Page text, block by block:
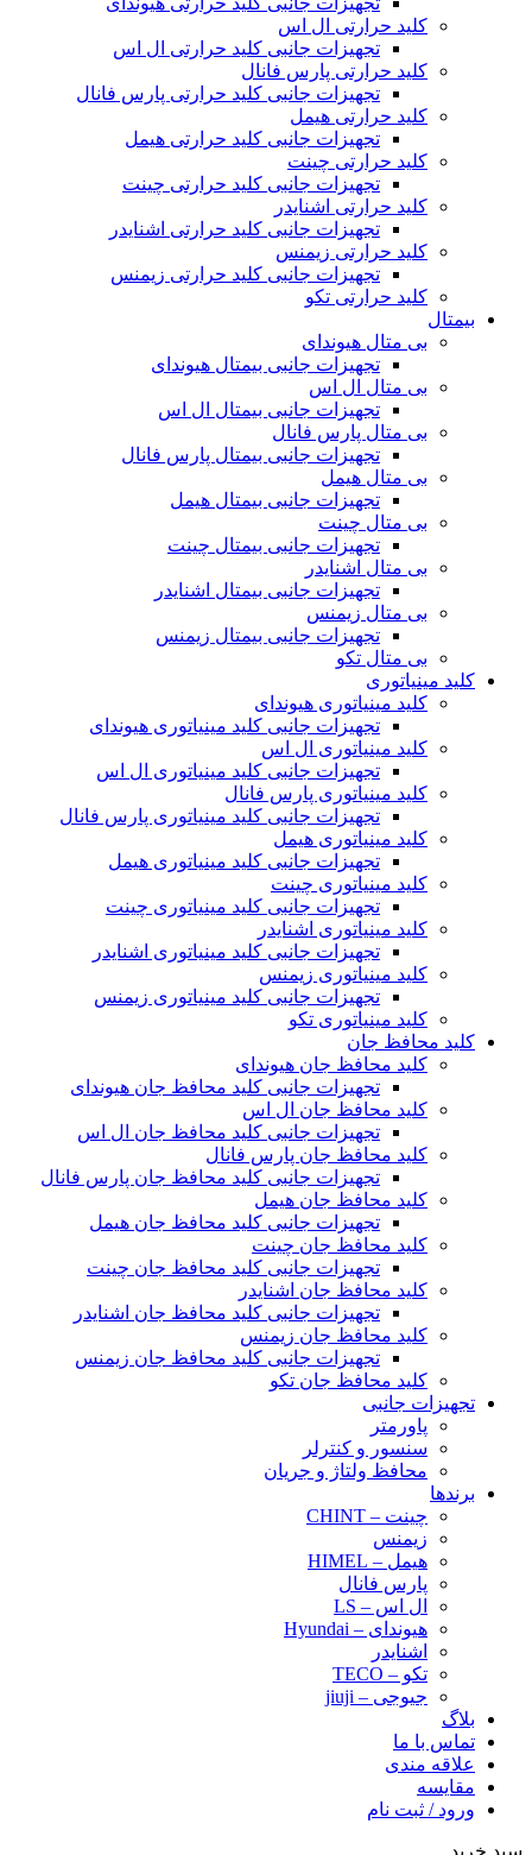
کلید حرارتی ال اس
تجهیزات جانبی کلید حرارتی ال اس
کلید حرارتی پارس فانال
تجهیزات جانبی کلید حرارتی پارس فانال
کلید حرارتی هیمل
تجهیزات جانبی کلید حرارتی هیمل
کلید حرارتی چینت
تجهیزات جانبی کلید حرارتی چینت
کلید حرارتی اشنایدر
تجهیزات جانبی کلید حرارتی اشنایدر
کلید حرارتی زیمنس
تجهیزات جانبی کلید حرارتی زیمنس
کلید حرارتی تکو
بیمتال
بی متال هیوندای
تجهیزات جانبی بیمتال هیوندای
بی متال ال اس
تجهیزات جانبی بیمتال ال اس
بی متال پارس فانال
تجهیزات جانبی بیمتال پارس فانال
بی متال هیمل
تجهیزات جانبی بیمتال هیمل
بی متال چینت
تجهیزات جانبی بیمتال چینت
بی متال اشنایدر
تجهیزات جانبی بیمتال اشنایدر
بی متال زیمنس
تجهیزات جانبی بیمتال زیمنس
بی متال تکو
کلید مینیاتوری
کلید مینیاتوری هیوندای
تجهیزات جانبی کلید مینیاتوری هیوندای
کلید مینیاتوری ال اس
تجهیزات جانبی کلید مینیاتوری ال اس
کلید مینیاتوری پارس فانال
تجهیزات جانبی کلید مینیاتوری پارس فانال
کلید مینیاتوری هیمل
تجهیزات جانبی کلید مینیاتوری هیمل
کلید مینیاتوری چینت
تجهیزات جانبی کلید مینیاتوری چینت
کلید مینیاتوری اشنایدر
تجهیزات جانبی کلید مینیاتوری اشنایدر
کلید مینیاتوری زیمنس
تجهیزات جانبی کلید مینیاتوری زیمنس
کلید مینیاتوری تکو
کلید محافظ جان
کلید محافظ جان هیوندای
تجهیزات جانبی کلید محافظ جان هیوندای
کلید محافظ جان ال اس
تجهیزات جانبی کلید محافظ جان ال اس
کلید محافظ جان پارس فانال
تجهیزات جانبی کلید محافظ جان پارس فانال
کلید محافظ جان هیمل
تجهیزات جانبی کلید محافظ جان هیمل
کلید محافظ جان چینت
تجهیزات جانبی کلید محافظ جان چینت
کلید محافظ جان اشنایدر
تجهیزات جانبی کلید محافظ جان اشنایدر
کلید محافظ جان زیمنس
تجهیزات جانبی کلید محافظ جان زیمنس
کلید محافظ جان تکو
تجهیزات جانبی
پاورمتر
سنسور و کنترلر
محافظ ولتاژ و‌ جریان
برندها
چینت – CHINT
زیمنس
هیمل – HIMEL
پارس فانال
ال اس – LS
هیوندای – Hyundai
اشنایدر
تکو – TECO
جیوجی – jiuji
بلاگ
تماس با ما
علاقه مندی
مقایسه
ورود / ثبت نام